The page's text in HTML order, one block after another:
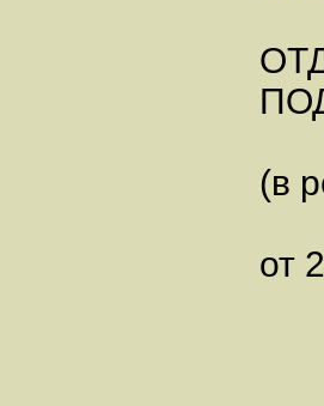
(в
от